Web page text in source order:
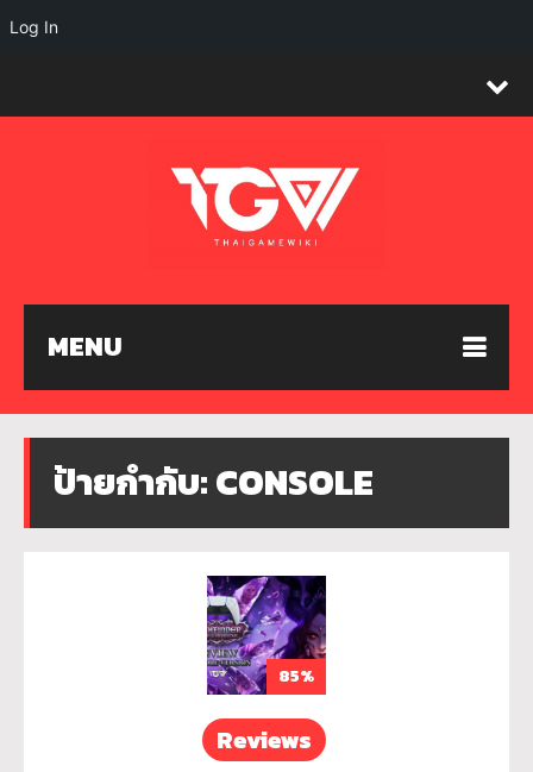
MENU
ป้ายกำกับ:CONSOLE
85%
Reviews
Log In